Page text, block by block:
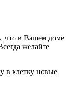
что в Вашем доме
желайте
в клетку новые